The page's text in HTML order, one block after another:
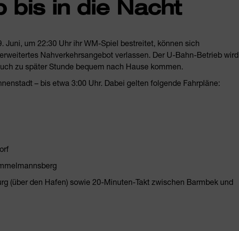
bis in die Nacht
um 22:30 Uhr ihr WM-Spiel bestreitet, können sich
Nahverkehrsangebot verlassen. Der U-Bahn-Betrieb wird
zu später Stunde bequem nach Hause kommen.
– bis etwa 3:00 Uhr. Dabei gelten folgende Fahrpläne:
(über den Hafen) sowie 20-Minuten-Takt zwischen Barmbek und